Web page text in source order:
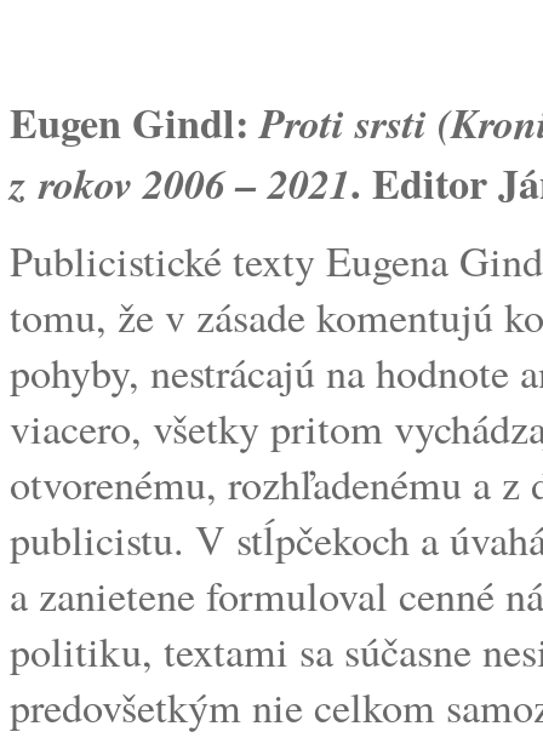
Eugen Gindl:Proti srsti
z rokov 2006 – 2021. Editor
Publicistické texty Eugena
tomu, že v zásade komentujú
pohyby, nestrácajú na hodnote
viacero, všetky pritom
otvorenému, rozhľadenému a
publicistu. V stĺpčekoch a
a zanietene formuloval cenné
politiku, textami sa súčasne
predovšetkým nie celkom